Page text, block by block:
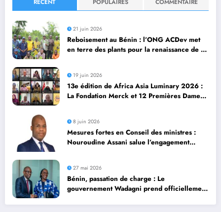
RÉCENT POPULAIRES COMMENTAIRE
21 juin 2026
Reboisement au Bénin : l’ONG ACDev met
en terre des plants pour la renaissance de la
19 juin 2026
13e édition de Africa Asia Luminary 2026 :
La Fondation Merck et 12 Premières Dames
8 juin 2026
Mesures fortes en Conseil des ministres :
Nouroudine Assani salue l’engagement
27 mai 2026
Bénin, passation de charge : Le
gouvernement Wadagni prend officiellement